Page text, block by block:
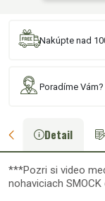
Nakúpte nad
Poradíme
Detail
***Pozri si video
nohaviciach